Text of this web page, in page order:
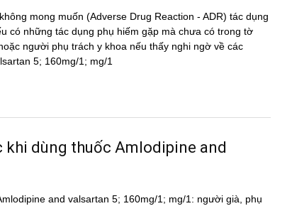
mong muốn (Adverse Drug Reaction - ADR) tác dụng
có những tác dụng phụ hiếm gặp mà chưa có trong tờ
người phụ trách y khoa nếu thấy nghi ngờ về các
5; 160mg/1; mg/1
dùng thuốc Amlodipine and
and valsartan 5; 160mg/1; mg/1: người già, phụ